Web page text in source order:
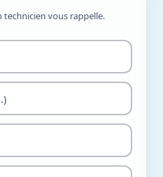
technicien vous rappelle.